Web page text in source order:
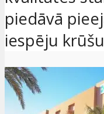
piedāvā
iespēju